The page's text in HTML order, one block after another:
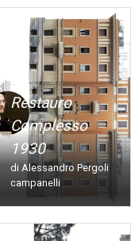
Restauro
Complesso
1930
di Alessandro Pergoli
campanelli